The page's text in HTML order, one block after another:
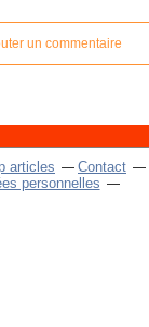
un commentaire
articles
Contact
personnelles